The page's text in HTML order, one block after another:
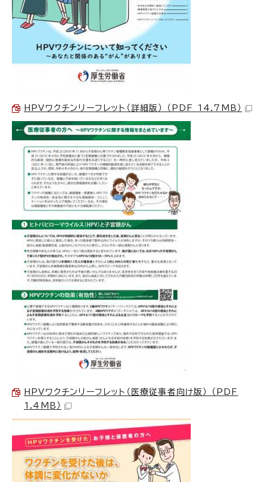
HPVワクチンリーフレット（詳細版） （PDF 14.7MB）
HPVワクチンリーフレット（医療従事者向け版） （PDF
1.4MB）